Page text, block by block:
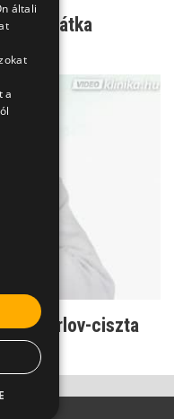
ciszta átka
a Tarlov-ciszta
általi
a